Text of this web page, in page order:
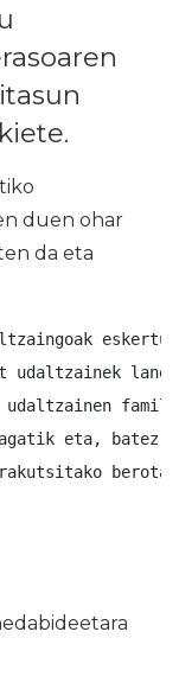
duen ohar
da eta
udaltzainek
udaltzainen
eta, batez